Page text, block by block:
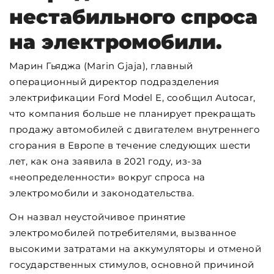
нестабильного спроса
на электромобили.
Марин Гьяджа (Marin Gjaja), главный
операционный директор подразделения
электрификации Ford Model E, сообщил Autocar,
что компания больше не планирует прекращать
продажу автомобилей с двигателем внутреннего
сгорания в Европе в течение следующих шести
лет, как она заявила в 2021 году, из-за
«неопределенности» вокруг спроса на
электромобили и законодательства.
Он назвал неустойчивое принятие
электромобилей потребителями, вызванное
высокими затратами на аккумуляторы и отменой
государственных стимулов, основной причиной